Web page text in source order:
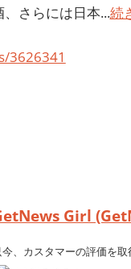
さらには日本...続
3626341
Girl
今、カスタマーの評価を取